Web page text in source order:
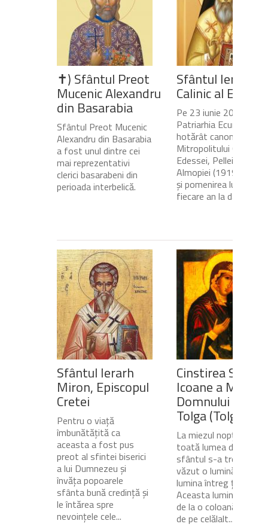
✝) Sfântul Preot
Mucenic Alexandru
din Basarabia
Sfântul Preot Mucenic
Alexandru din Basarabia
a fost unul dintre cei
mai reprezentativi
clerici basarabeni din
perioada interbelică.
Sfântul Ierarh
Calinic al
Pe 23 iunie 2020,
Patriarhia Ecumenică a
hotărât canonizarea
Mitropolitului Calinic al
Edessei, Pellei și
Almopiei (1919-1984)
și pomenirea lui în
fiecare an la data de...
Sfântul Ierarh
Miron, Episcopul
Cretei
Pentru o viață
îmbunătățită ca
aceasta a fost pus
preot al sfintei biserici
a lui Dumnezeu și
învăța popoarele
sfânta bună credință și
le întărea spre
nevoințele cele...
Cinstirea Sfintei
Icoane a Maicii
Domnului de pe
Tolga (Tolgska)
La miezul nopții, când
toată lumea dormea,
sfântul s-a trezit și a
văzut o lumină care
lumina întreg ținutul.
Aceasta lumină venea
de la o coloană de foc
de pe celălalt...